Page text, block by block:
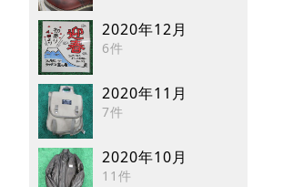
2020年12月
6件
2020年11月
7件
2020年10月
11件